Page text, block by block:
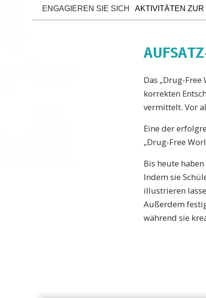
ENGAGIEREN SIE SICH AKTIVITÄTEN ZUR
Das „Drug-
korrekten
vermittelt. Vor
Eine der
„Drug-Free
Bis heute
Indem sie
illustrieren
Außerdem
während sie